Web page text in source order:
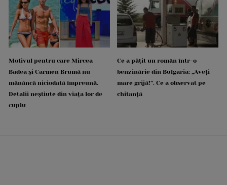
Motivul pentru care Mircea
Badea și Carmen Brumă nu
mănâncă niciodată împreună.
Detalii neștiute din viața lor de
cuplu
Ce a pățit un român într-o
benzinărie din Bulgaria: „Aveți
mare grijă!”. Ce a observat pe
chitanță